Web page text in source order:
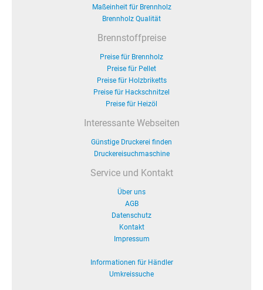
Maßeinheit für Brennholz
Brennholz Qualität
Brennstoffpreise
Preise für Brennholz
Preise für Pellet
Preise für Holzbriketts
Preise für Hackschnitzel
Preise für Heizöl
Interessante Webseiten
Günstige Druckerei finden
Druckereisuchmaschine
Service und Kontakt
Über uns
AGB
Datenschutz
Kontakt
Impressum
Informationen für Händler
Umkreissuche